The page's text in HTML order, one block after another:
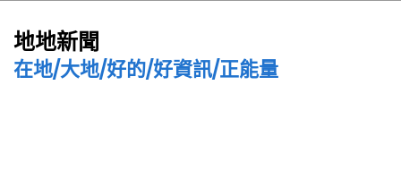
地地新聞
在地/大地/好的/好資訊/正能量